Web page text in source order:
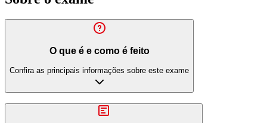
O que é e como é feito
Confira as principais informações sobre este exame